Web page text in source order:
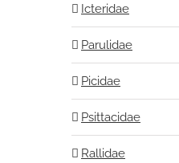
Icteridae
Parulidae
Picidae
Psittacidae
Rallidae